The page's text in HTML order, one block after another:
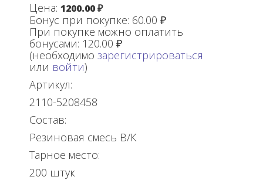
Цена: 1200.00 ₽
Бонус при покупке: 60.00 ₽
При покупке можно оплатить
бонусами: 120.00 ₽
(необходимо зарегистрироваться
или войти)
Артикул:
2110-5208458
Состав:
Резиновая смесь В/К
Тарное место:
200 штук